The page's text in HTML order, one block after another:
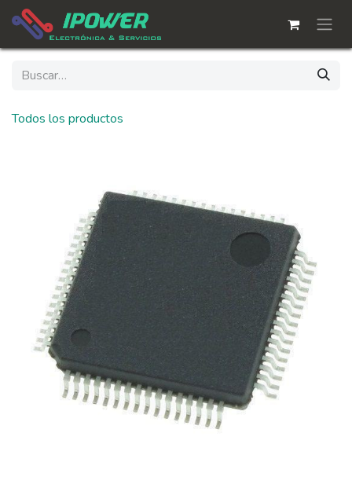
Ir al contenido
Todos los productos